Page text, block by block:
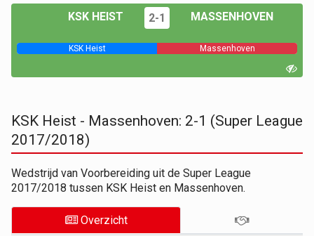
KSK HEIST 2-1 MASSENHOVEN
KSK Heist Massenhoven
KSK Heist - Massenhoven: 2-1 (Super League
2017/2018)
Wedstrijd van Voorbereiding uit de Super League
2017/2018 tussen KSK Heist en Massenhoven.
Overzicht